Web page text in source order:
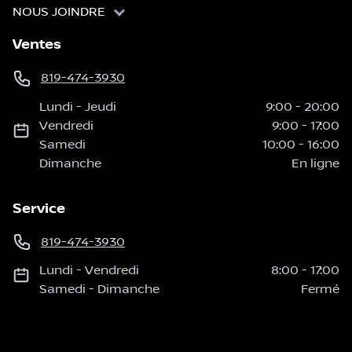
NOUS JOINDRE
Ventes
819-474-3930
Lundi -Jeudi 9:00 - 20:00
Vendredi
9:00 - 17:00
Samedi
10:00 - 16:00
Dimanche
En ligne
Service
819-474-3930
Lundi -Vendredi 8:00 - 17:00
Samedi - Dimanche Fermé